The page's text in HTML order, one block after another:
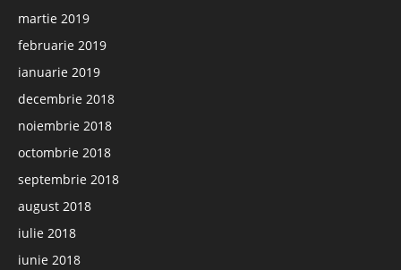
martie 2019
februarie 2019
ianuarie 2019
decembrie 2018
noiembrie 2018
octombrie 2018
septembrie 2018
august 2018
iulie 2018
iunie 2018